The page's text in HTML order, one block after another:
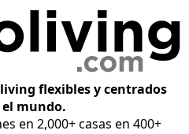
flexibles y centrados
mundo.
en 2,000+ casas en 400+